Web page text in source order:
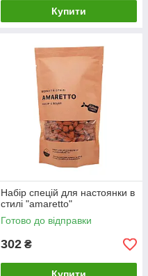
Купити
Набір спецій для настоянки в
стилі "amaretto"
Готово до відправки
302 ₴